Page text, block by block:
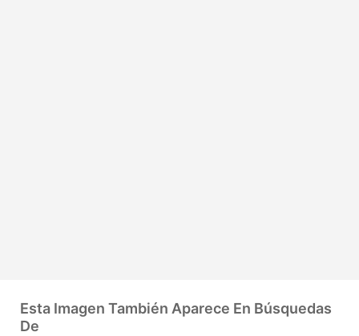
Esta Imagen También Aparece En Búsquedas
De